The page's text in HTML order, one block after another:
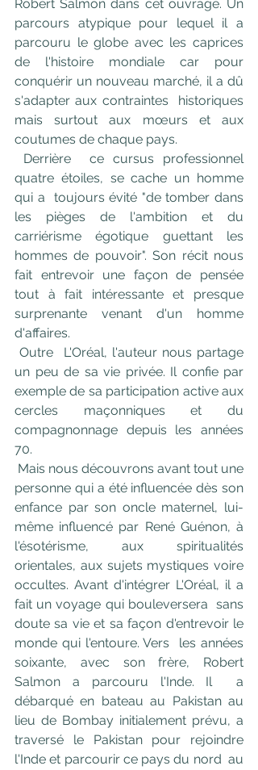
Robert Salmon dans cet ouvrage. Un
parcours atypique pour lequel il a
parcouru le globe avec les caprices
de l'histoire mondiale car pour
conquérir un nouveau marché, il a dû
s'adapter aux contraintes  historiques
mais surtout aux mœurs et aux
coutumes de chaque pays.
Derrière  ce cursus professionnel
quatre étoiles, se cache un homme
qui a  toujours évité "de tomber dans
les pièges de l'ambition et du
carriérisme égotique guettant les
hommes de pouvoir". Son récit nous
fait entrevoir une façon de pensée
tout à fait intéressante et presque
surprenante venant d'un homme
d'affaires.
Outre  L'Oréal, l'auteur nous partage
un peu de sa vie privée. Il confie par
exemple de sa participation active aux
cercles maçonniques et du
compagnonnage depuis les années
70.
Mais nous découvrons avant tout une
personne qui a été influencée dès son
enfance par son oncle maternel, lui-
même influencé par René Guénon, à
l'ésotérisme, aux spiritualités
orientales, aux sujets mystiques voire
occultes. Avant d'intégrer L'Oréal, il a
fait un voyage qui bouleversera  sans
doute sa vie et sa façon d'entrevoir le
monde qui l'entoure. Vers  les années
soixante, avec son frère, Robert
Salmon a parcouru l'Inde. Il  a
débarqué en bateau au Pakistan au
lieu de Bombay initialement prévu, a
traversé le Pakistan pour rejoindre
l'Inde et parcourir ce pays du nord  au